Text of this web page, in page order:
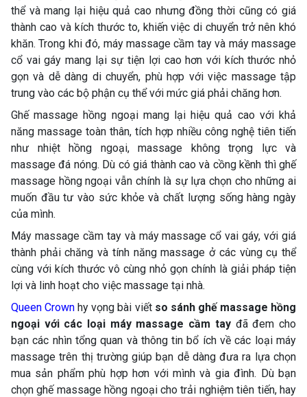
thể và mang lại hiệu quả cao nhưng đồng thời cũng có giá
thành cao và kích thước to, khiến việc di chuyển trở nên khó
khăn. Trong khi đó, máy massage cầm tay và máy massage
cổ vai gáy mang lại sự tiện lợi cao hơn với kích thước nhỏ
gọn và dễ dàng di chuyển, phù hợp với việc massage tập
trung vào các bộ phận cụ thể với mức giá phải chăng hơn. ​​
Ghế massage hồng ngoại mang lại hiệu quả cao với khả
năng massage toàn thân, tích hợp nhiều công nghệ tiên tiến
như nhiệt hồng ngoại, massage không trọng lực và
massage đá nóng. Dù có giá thành cao và cồng kềnh thì ghế
massage hồng ngoại vẫn chính là sự lựa chọn cho những ai
muốn đầu tư vào sức khỏe và chất lượng sống hàng ngày
của mình.
Máy massage cầm tay và máy massage cổ vai gáy, với giá
thành phải chăng và tính năng massage ở các vùng cụ thể
cùng với kích thước vô cùng nhỏ gọn chính là giải pháp tiện
lợi và linh hoạt cho việc massage tại nhà.
Queen Crown hy vọng bài viết so sánh ghế massage hồng
ngoại với các loại máy massage cầm tayđã đem cho
bạn các nhìn tổng quan và thông tin bổ ích về các loại máy
massage trên thị trường giúp bạn dễ dàng đưa ra lựa chọn
mua sản phẩm phù hợp hơn với mình và gia đình. Dù bạn
chọn ghế massage hồng ngoại cho trải nghiệm tiên tiến, hay